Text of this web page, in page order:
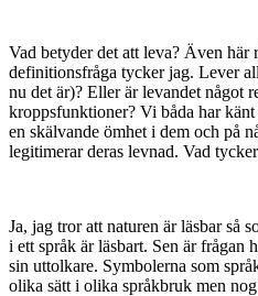
Vad betyder det att leva? Även här
definitionsfråga tycker jag. Lever
nu det är)? Eller är levandet något
kroppsfunktioner? Vi båda har
en skälvande ömhet i dem och på
legitimerar deras levnad. Vad
Ja, jag tror att naturen är läsbar så
i ett språk är läsbart. Sen är frågan
sin uttolkare. Symbolerna som
olika sätt i olika språkbruk men